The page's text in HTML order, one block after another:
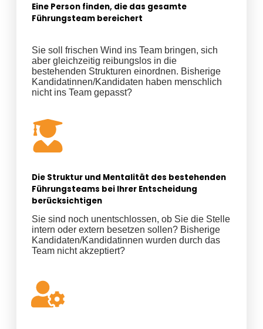
Eine Person finden, die das gesamte
Führungsteam bereichert
Sie soll frischen Wind ins Team bringen, sich
aber gleichzeitig reibungslos in die
bestehenden Strukturen einordnen. Bisherige
Kandidatinnen/Kandidaten haben menschlich
nicht ins Team gepasst?
Die Struktur und Mentalität des bestehenden
Führungsteams bei Ihrer Entscheidung
berücksichtigen
Sie sind noch unentschlossen, ob Sie die Stelle
intern oder extern besetzen sollen? Bisherige
Kandidaten/Kandidatinnen wurden durch das
Team nicht akzeptiert?